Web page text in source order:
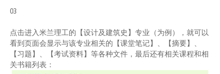
03
点击进入米兰理工的【设计及建筑史】专业（为例），就可以
看到页面会显示与该专业相关的【课堂笔记】、【摘要】、
【习题】、【考试资料】等各种文件，最后还有相关课程和相
关书籍列表：